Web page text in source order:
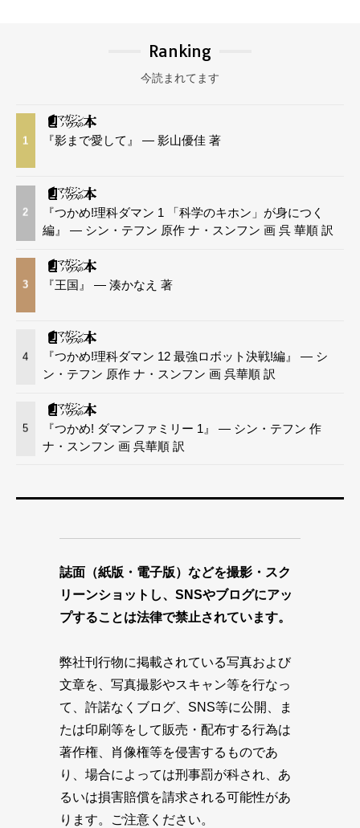
Ranking
今読まれてます
1 『影まで愛して』 — 影山優佳 著
2
『つかめ!理科ダマン 1 「科学のキホン」が身につく
編』 — シン・テフン 原作 ナ・スンフン 画 呉 華順 訳
3 『王国』 — 湊かなえ 著
4
『つかめ!理科ダマン 12 最強ロボット決戦!編』 — シ
ン・テフン 原作 ナ・スンフン 画 呉華順 訳
5
『つかめ! ダマンファミリー 1』 — シン・テフン 作
ナ・スンフン 画 呉華順 訳
誌面（紙版・電子版）などを撮影・スク
リーンショットし、SNSやブログにアッ
プすることは法律で禁止されています。
弊社刊行物に掲載されている写真および
文章を、写真撮影やスキャン等を行なっ
て、許諾なくブログ、SNS等に公開、ま
たは印刷等をして販売・配布する行為は
著作権、肖像権等を侵害するものであ
り、場合によっては刑事罰が科され、あ
るいは損害賠償を請求される可能性があ
ります。ご注意ください。